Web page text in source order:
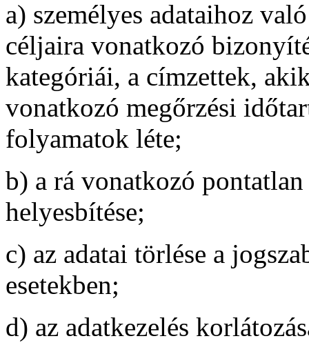
a) személyes adataihoz
céljaira vonatkozó
kategóriái, a címzettek,
vonatkozó megőrzési
folyamatok léte;
b) a rá vonatkozó
helyesbítése;
c) az adatai törlése a
esetekben;
d) az adatkezelés